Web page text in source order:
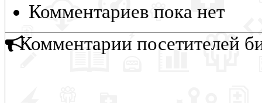
Комментариев пока нет
Комментарии посетителей